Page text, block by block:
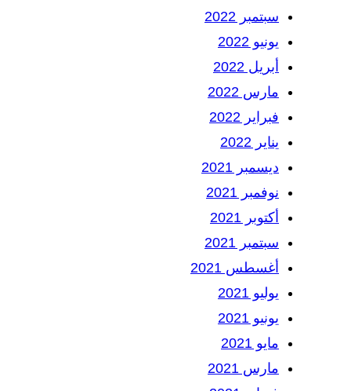
سبتمبر 2022
يونيو 2022
أبريل 2022
مارس 2022
فبراير 2022
يناير 2022
ديسمبر 2021
نوفمبر 2021
أكتوبر 2021
سبتمبر 2021
أغسطس 2021
يوليو 2021
يونيو 2021
مايو 2021
مارس 2021